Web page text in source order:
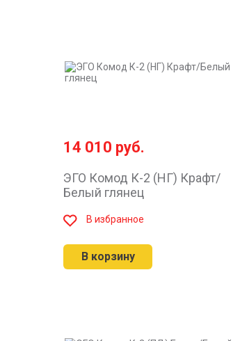
14 010 руб.
ЭГО Комод К-2 (НГ) Крафт/
Белый глянец
В избранное
В корзину